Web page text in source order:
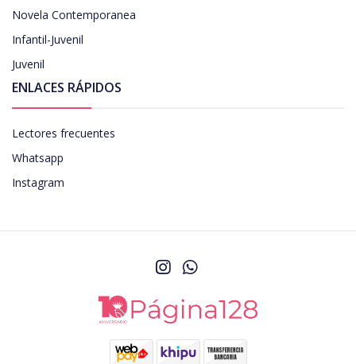
Novela Contemporanea
Infantil-Juvenil
Juvenil
ENLACES RÁPIDOS
Lectores frecuentes
Whatsapp
Instagram